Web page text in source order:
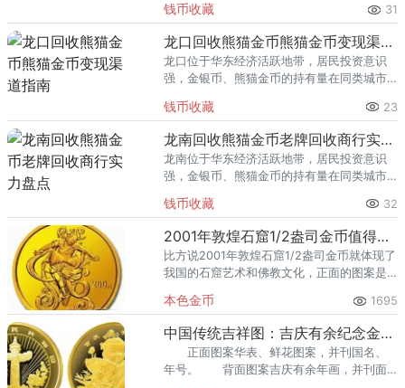
熊猫金币的需求就明显升温，但鱼龙混杂的
回收渠道里，能精准识别版别溢
钱币收藏 31
龙口回收熊猫金币熊猫金币变现渠道指南
龙口位于华东经济活跃地带，居民投资意识
强，金银币、熊猫金币的持有量在同类城市
熊猫金币的需求就明显升温，但鱼龙混杂的
回收渠道里，能精准识别版别溢
钱币收藏 23
龙南回收熊猫金币老牌回收商行实力盘点
龙南位于华东经济活跃地带，居民投资意识
强，金银币、熊猫金币的持有量在同类城市
熊猫金币的需求就明显升温，但鱼龙混杂的
回收渠道里，能精准识别版别溢
钱币收藏 32
2001年敦煌石窟1/2盎司金币值得入手
比方说2001年敦煌石窟1/2盎司金币就体现了
我国的石窟艺术和佛教文化，正面的图案是
的造型。
本色金币 1695
中国传统吉祥图：吉庆有余纪念金币（普）
正面图案华表、鲜花图案，并刊国名、
年号。 背面图案吉庆有余年画，并刊面